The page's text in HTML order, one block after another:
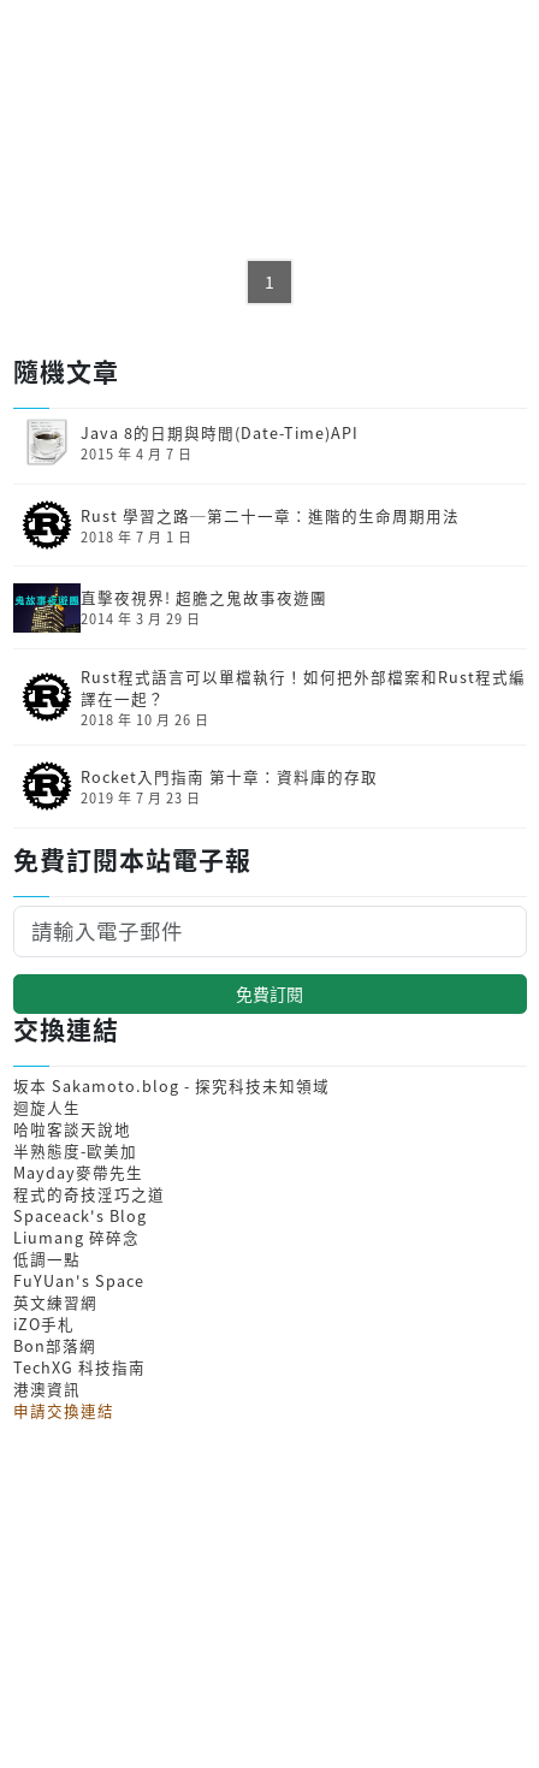
1
隨機文章
Java 8的日期與時間(Date-Time)API
2015 年 4 月 7 日
Rust 學習之路─第二十一章：進階的生命周期用法
2018 年 7 月 1 日
直擊夜視界! 超膽之鬼故事夜遊團
2014 年 3 月 29 日
Rust程式語言可以單檔執行！如何把外部檔案和Rust程式編
譯在一起？
2018 年 10 月 26 日
Rocket入門指南 第十章：資料庫的存取
2019 年 7 月 23 日
免費訂閱本站電子報
免費訂閱
交換連結
坂本 Sakamoto.blog - 探究科技未知領域
迴旋人生
哈啦客談天說地
半熟態度-歐美加
Mayday麥帶先生
程式的奇技淫巧之道
Spaceack's Blog
Liumang 碎碎念
低調一點
FuYUan's Space
英文練習網
iZO手札
Bon部落網
TechXG 科技指南
港澳資訊
申請交換連結